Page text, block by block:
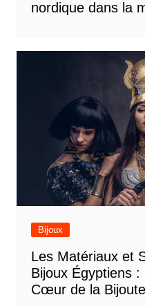
nordique dans la
Bijoux
Les Matériaux et
Bijoux Égyptiens
Cœur de la